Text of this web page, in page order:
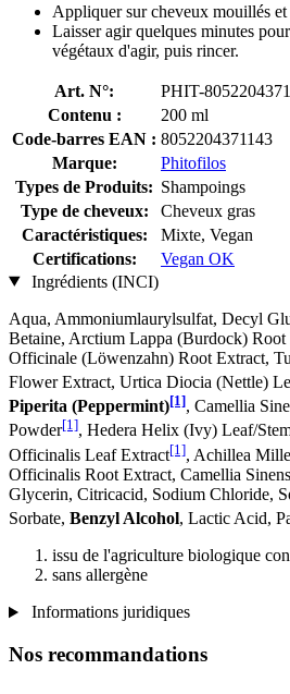
Appliquer sur cheveux mouillés et
Laisser agir quelques minutes
végétaux d'agir, puis rincer.
Art. N°:
PHIT-
Contenu :
200 ml
Code-barres EAN : 8052204371143
Marque:
Phitofilos
Types de Produits: Shampoings
Type de cheveux:
Cheveux gras
Caractéristiques:
Mixte, Vegan
Certifications:
Vegan OK
Ingrédients (INCI)
Aqua, Ammoniumlaurylsulfat, Decyl
Betaine, Arctium Lappa (Burdock) Root
Officinale (Löwenzahn) Root Extract,
Flower Extract, Urtica Diocia (Nettle)
Piperita (Peppermint)[1], Camellia
Powder[1], Hedera Helix (Ivy) Leaf/
Officinalis Leaf Extract[1], Achillea
Officinalis Root Extract, Camellia
Glycerin, Citricacid, Sodium Chloride,
Sorbate, Benzyl Alcohol, Lactic Acid,
issu de l'agriculture biologique
sans allergène
Informations juridiques
Nos recommandations